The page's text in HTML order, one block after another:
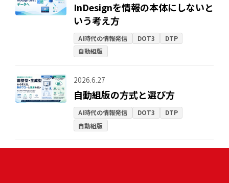
InDesignを情報の本体にしないと
いう考え方
AI時代の情報発信 DOT3
DTP
自動組版
2026.6.27
自動組版の方式と選び方
AI時代の情報発信 DOT3
DTP
自動組版